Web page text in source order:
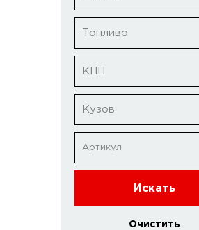
Топливо
КПП
Кузов
Искать
Очистить